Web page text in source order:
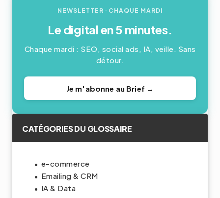
NEWSLETTER · CHAQUE MARDI
Le digital en 5 minutes.
Chaque mardi : SEO, social ads, IA, veille. Sans
détour.
Je m'abonne au Brief →
CATÉGORIES DU GLOSSAIRE
e-commerce
Emailing & CRM
IA & Data